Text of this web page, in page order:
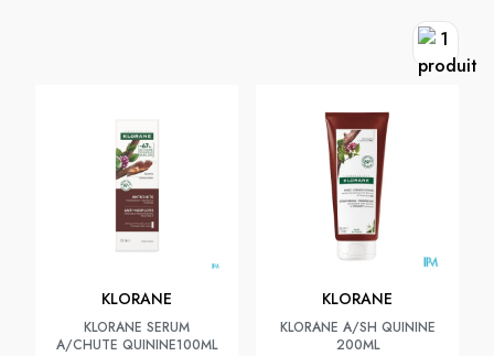
KLORANE
KLORANE SERUM
A/CHUTE QUININE100ML
KLORANE
KLORANE A/SH QUININE
200ML